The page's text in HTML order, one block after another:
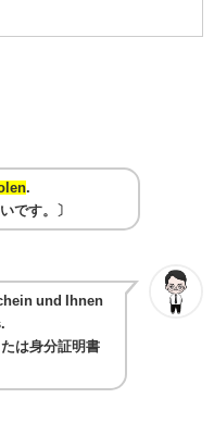
.
です。〕
und Ihnen
は身分証明書